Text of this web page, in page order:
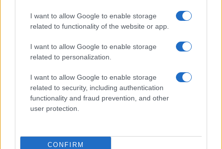
I want to allow Google to enable storage
related to functionality of the website or app.
I want to allow Google to enable storage
related to personalization.
I want to allow Google to enable storage
related to security, including authentication
functionality and fraud prevention, and other
user protection.
CONFIRM
Ελληνική Αναπτυξιακή
Τράπεζα: Με «προίκα» 2
δισ. ευρώ ανοίγει δρόμο για
Υπ. Μεταφορών: Οριστική